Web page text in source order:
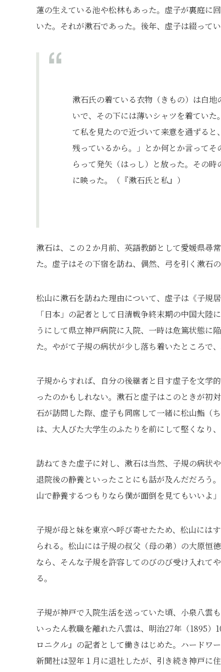
蓮の生えている池や松林もあった。虚子が裏庭に
いた。それが漱石であった。後年、虚子は綴ってい
漱石氏の着ている衣物（きもの）は白
いで、その下には薄いシャツを着てい
て私を見たので近づいて来意を通ずる
残っているから。」とか何とか言って
らって発矢（はっし）と放った。その
に映った。（『漱石氏と私』）
漱石は、この２か月前、英語教師として愛媛県尋
た。虚子はその下宿を訪ね、偶然、弓を引く漱石
松山に漱石を訪ねた理由について、虚子は《子規
「日本」の記者として日清戦争終末期の中国大
うにして県立神戸病院に入院、一時は危篤状態に
た。やがて子規の病状が少し落ち着いたところで
子規からすれば、自分の後継者と目す虚子を文学
ったのかもしれない。漱石と虚子はこのときが初
石が訪問した際、虚子も同席して一緒に松山鮨（
は、大人びた大学生のふたりを前にして堅くなり
訪ねてきた虚子に対し、漱石は当然、子規の病状
退院後の静養といったことにも話が及んだだろう
山で静養するつもりなら僕が面倒を見てもいいよ
子規が母と妹を東京へ呼び寄せたため、松山には
られる。松山には子規の叔父（母の弟）の大原恒
なら、そんな子規を許容してのびのび受け入れて
る。
子規が神戸で入院生活を送っていた頃、小泉八雲
いったん教職を離れた八雲は、明治27年（1895
ロニクル』の記者として働きはじめた。ハードワ
新聞社は翌年１月に退社したが、引き続き神戸に